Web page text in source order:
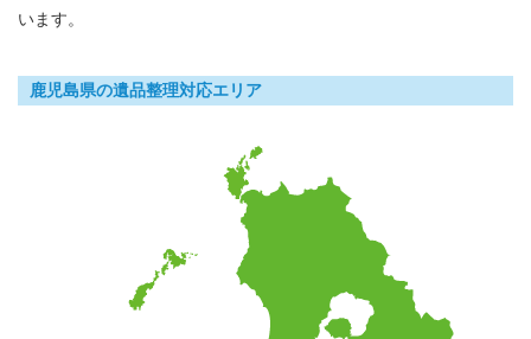
います。
鹿児島県の遺品整理対応エリア